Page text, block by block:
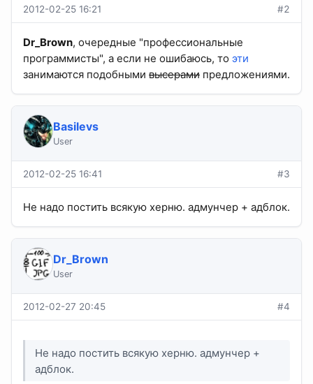
2012-02-25 16:21 #2
Dr_Brown, очередные "профессиональные
программисты", а если не ошибаюсь, то эти
занимаются подобными высерами предложениями.
Basilevs
User
2012-02-25 16:41 #3
Не надо постить всякую херню. адмунчер + адблок.
Dr_Brown
User
2012-02-27 20:45 #4
Не надо постить всякую херню. адмунчер +
адблок.